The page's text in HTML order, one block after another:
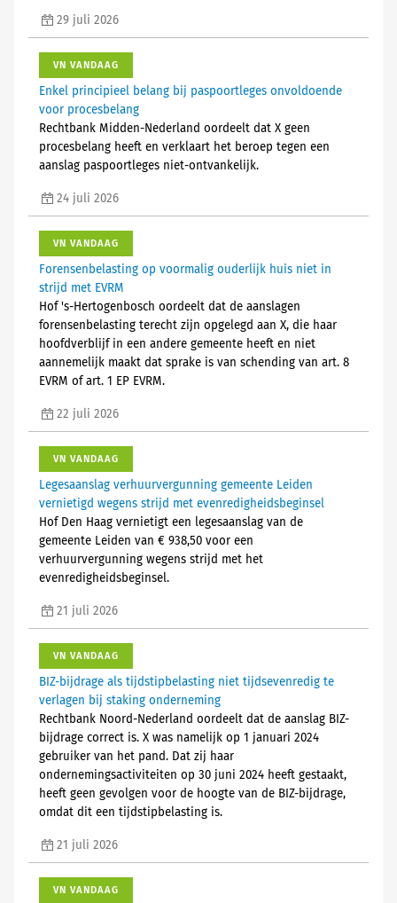
29 juli 2026
VN VANDAAG
Enkel principieel belang bij paspoortleges onvoldoende
voor procesbelang
Rechtbank Midden-Nederland oordeelt dat X geen
procesbelang heeft en verklaart het beroep tegen een
aanslag paspoortleges niet-ontvankelijk.
24 juli 2026
VN VANDAAG
Forensenbelasting op voormalig ouderlijk huis niet in
strijd met EVRM
Hof 's-Hertogenbosch oordeelt dat de aanslagen
forensenbelasting terecht zijn opgelegd aan X, die haar
hoofdverblijf in een andere gemeente heeft en niet
aannemelijk maakt dat sprake is van schending van art. 8
EVRM of art. 1 EP EVRM.
22 juli 2026
VN VANDAAG
Legesaanslag verhuurvergunning gemeente Leiden
vernietigd wegens strijd met evenredigheidsbeginsel
Hof Den Haag vernietigt een legesaanslag van de
gemeente Leiden van € 938,50 voor een
verhuurvergunning wegens strijd met het
evenredigheidsbeginsel.
21 juli 2026
VN VANDAAG
BIZ-bijdrage als tijdstipbelasting niet tijdsevenredig te
verlagen bij staking onderneming
Rechtbank Noord-Nederland oordeelt dat de aanslag BIZ-
bijdrage correct is. X was namelijk op 1 januari 2024
gebruiker van het pand. Dat zij haar
ondernemingsactiviteiten op 30 juni 2024 heeft gestaakt,
heeft geen gevolgen voor de hoogte van de BIZ-bijdrage,
omdat dit een tijdstipbelasting is.
21 juli 2026
VN VANDAAG